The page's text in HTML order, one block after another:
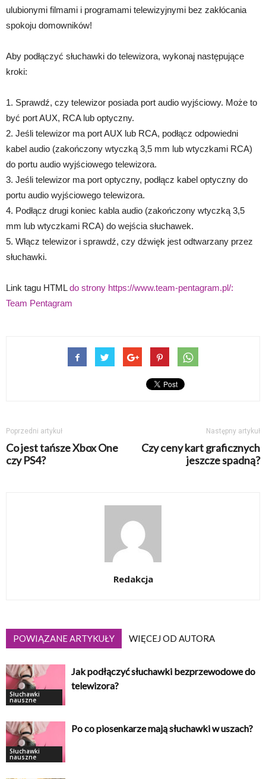
ulubionymi filmami i programami telewizyjnymi bez zakłócania
spokoju domowników!
Aby podłączyć słuchawki do telewizora, wykonaj następujące
kroki:
1. Sprawdź, czy telewizor posiada port audio wyjściowy. Może to
być port AUX, RCA lub optyczny.
2. Jeśli telewizor ma port AUX lub RCA, podłącz odpowiedni
kabel audio (zakończony wtyczką 3,5 mm lub wtyczkami RCA)
do portu audio wyjściowego telewizora.
3. Jeśli telewizor ma port optyczny, podłącz kabel optyczny do
portu audio wyjściowego telewizora.
4. Podłącz drugi koniec kabla audio (zakończony wtyczką 3,5
mm lub wtyczkami RCA) do wejścia słuchawek.
5. Włącz telewizor i sprawdź, czy dźwięk jest odtwarzany przez
słuchawki.
Link tagu HTMLdo strony https://www.team-pentagram.pl/:
Team Pentagram
Poprzedni artykuł
Co jest tańsze Xbox One
czy PS4?
Następny artykuł
Czy ceny kart graficznych
jeszcze spadną?
Redakcja
POWIĄZANE ARTYKUŁY WIĘCEJ OD AUTORA
Słuchawki
nauszne
Jak podłączyć słuchawki bezprzewodowe do
telewizora?
Słuchawki
nauszne
Po co piosenkarze mają słuchawki w uszach?